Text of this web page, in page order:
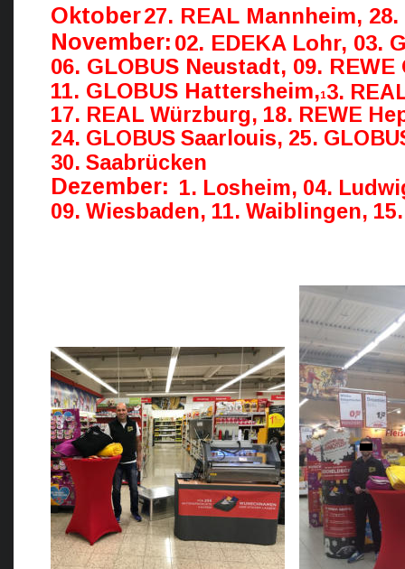
Oktober27. REAL Mannheim,
November: 02. EDEKA Lohr, 03.
06. GLOBUS Neustadt, 09.
11. GLOBUS Hattersheim,
13.
17. REAL Würzburg, 18. REWE
24. GLOBUS Saarlouis, 25.
30. Saabrücken
Dezember: 1. Losheim, 04.
09. Wiesbaden, 11. Waiblingen,